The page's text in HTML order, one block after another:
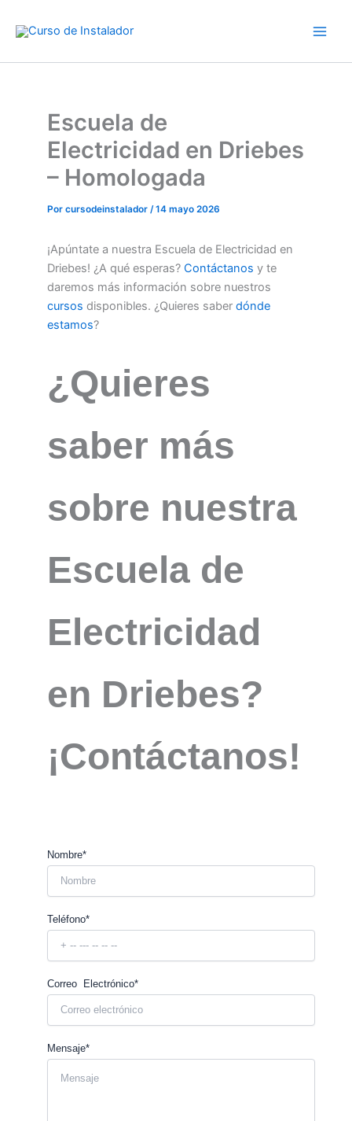
Escuela de
Electricidad en Driebes
– Homologada
Por cursodeinstalador /14 mayo 2026
¡Apúntate a nuestra Escuela de Electricidad en
Driebes! ¿A qué esperas? Contáctanos y te
daremos más información sobre nuestros
cursos disponibles. ¿Quieres saber dónde
estamos?
¿Quieres
saber más
sobre nuestra
Escuela de
Electricidad
en Driebes?
¡Contáctanos!
Nombre*
Teléfono*
Correo Electrónico*
Mensaje*